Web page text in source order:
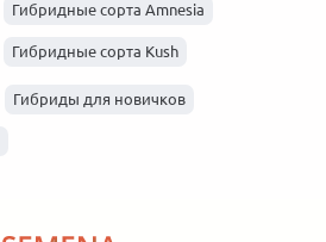
Гибридные сорта Amnesia
Гибридные сорта Kush
Гибридные сорта Haze
Гибриды для новичков